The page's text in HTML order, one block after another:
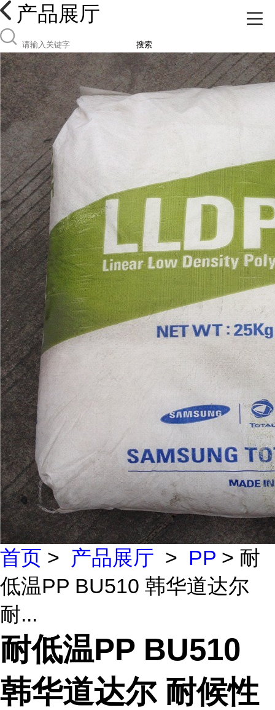
产品展厅
搜索
首页 > 产品展厅 > PP > 耐
低温PP BU510 韩华道达尔
耐...
耐低温PP BU510
韩华道达尔 耐候性